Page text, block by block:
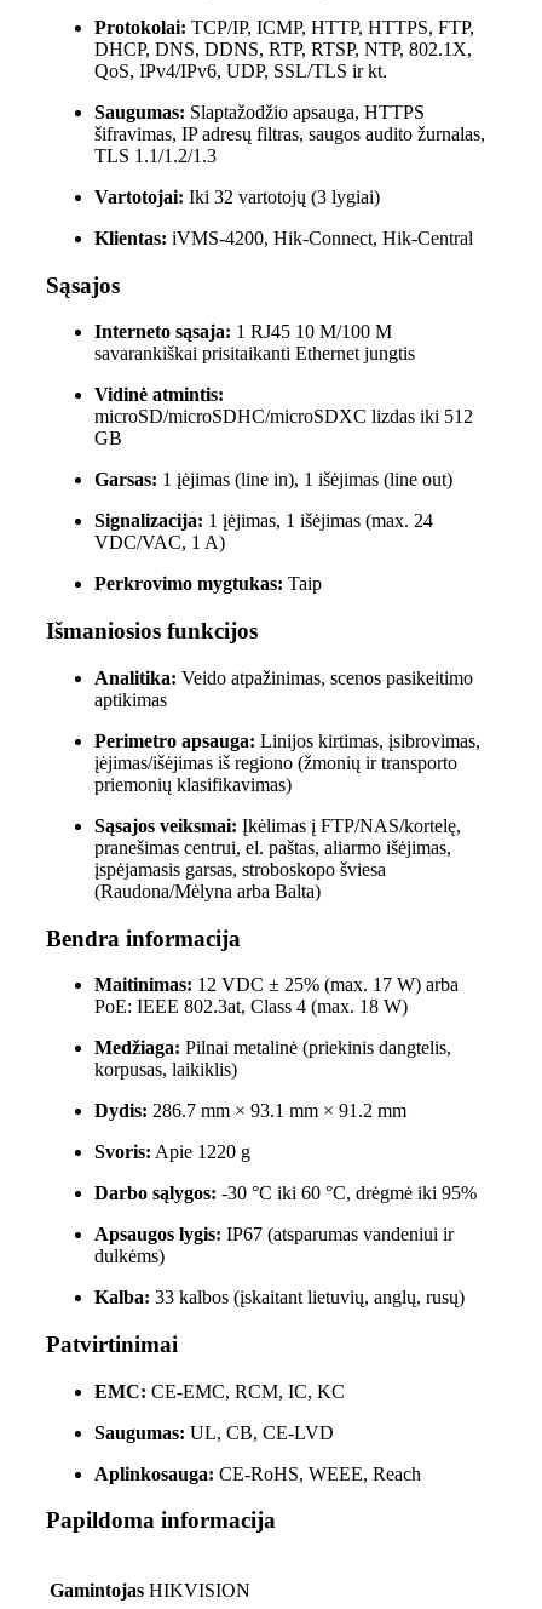
Protokolai: TCP/IP, ICMP, HTTP, HTTPS, FTP,
DHCP, DNS, DDNS, RTP, RTSP, NTP, 802.1X,
QoS, IPv4/IPv6, UDP, SSL/TLS ir kt.
Saugumas: Slaptažodžio apsauga, HTTPS
šifravimas, IP adresų filtras, saugos audito žurnalas,
TLS 1.1/1.2/1.3
Vartotojai: Iki 32 vartotojų (3 lygiai)
Klientas: iVMS-4200, Hik-Connect, Hik-Central
Sąsajos
Interneto sąsaja: 1 RJ45 10 M/100 M
savarankiškai prisitaikanti Ethernet jungtis
Vidinė atmintis:
microSD/microSDHC/microSDXC lizdas iki 512
GB
Garsas: 1 įėjimas (line in), 1 išėjimas (line out)
Signalizacija: 1 įėjimas, 1 išėjimas (max. 24
VDC/VAC, 1 A)
Perkrovimo mygtukas: Taip
Išmaniosios funkcijos
Analitika: Veido atpažinimas, scenos pasikeitimo
aptikimas
Perimetro apsauga: Linijos kirtimas, įsibrovimas,
įėjimas/išėjimas iš regiono (žmonių ir transporto
priemonių klasifikavimas)
Sąsajos veiksmai: Įkėlimas į FTP/NAS/kortelę,
pranešimas centrui, el. paštas, aliarmo išėjimas,
įspėjamasis garsas, stroboskopo šviesa
(Raudona/Mėlyna arba Balta)
Bendra informacija
Maitinimas: 12 VDC ± 25% (max. 17 W) arba
PoE: IEEE 802.3at, Class 4 (max. 18 W)
Medžiaga: Pilnai metalinė (priekinis dangtelis,
korpusas, laikiklis)
Dydis: 286.7 mm × 93.1 mm × 91.2 mm
Svoris: Apie 1220 g
Darbo sąlygos: -30 °C iki 60 °C, drėgmė iki 95%
Apsaugos lygis: IP67 (atsparumas vandeniui ir
dulkėms)
Kalba: 33 kalbos (įskaitant lietuvių, anglų, rusų)
Patvirtinimai
EMC: CE-EMC, RCM, IC, KC
Saugumas: UL, CB, CE-LVD
Aplinkosauga: CE-RoHS, WEEE, Reach
Papildoma informacija
Gamintojas HIKVISION